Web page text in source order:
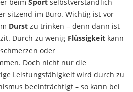
sitzend im Büro. Wichtig ist vor
Durst zu trinken – denn dann ist
Durch zu wenig Flüssigkeit kann
oder
Doch nicht nur die
Leistungsfähigkeit wird durch zu
beeinträchtigt – so kann bei